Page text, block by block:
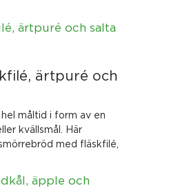
ärtpuré och
måltid i form av en
kvällsmål. Här
med fläskfilé,